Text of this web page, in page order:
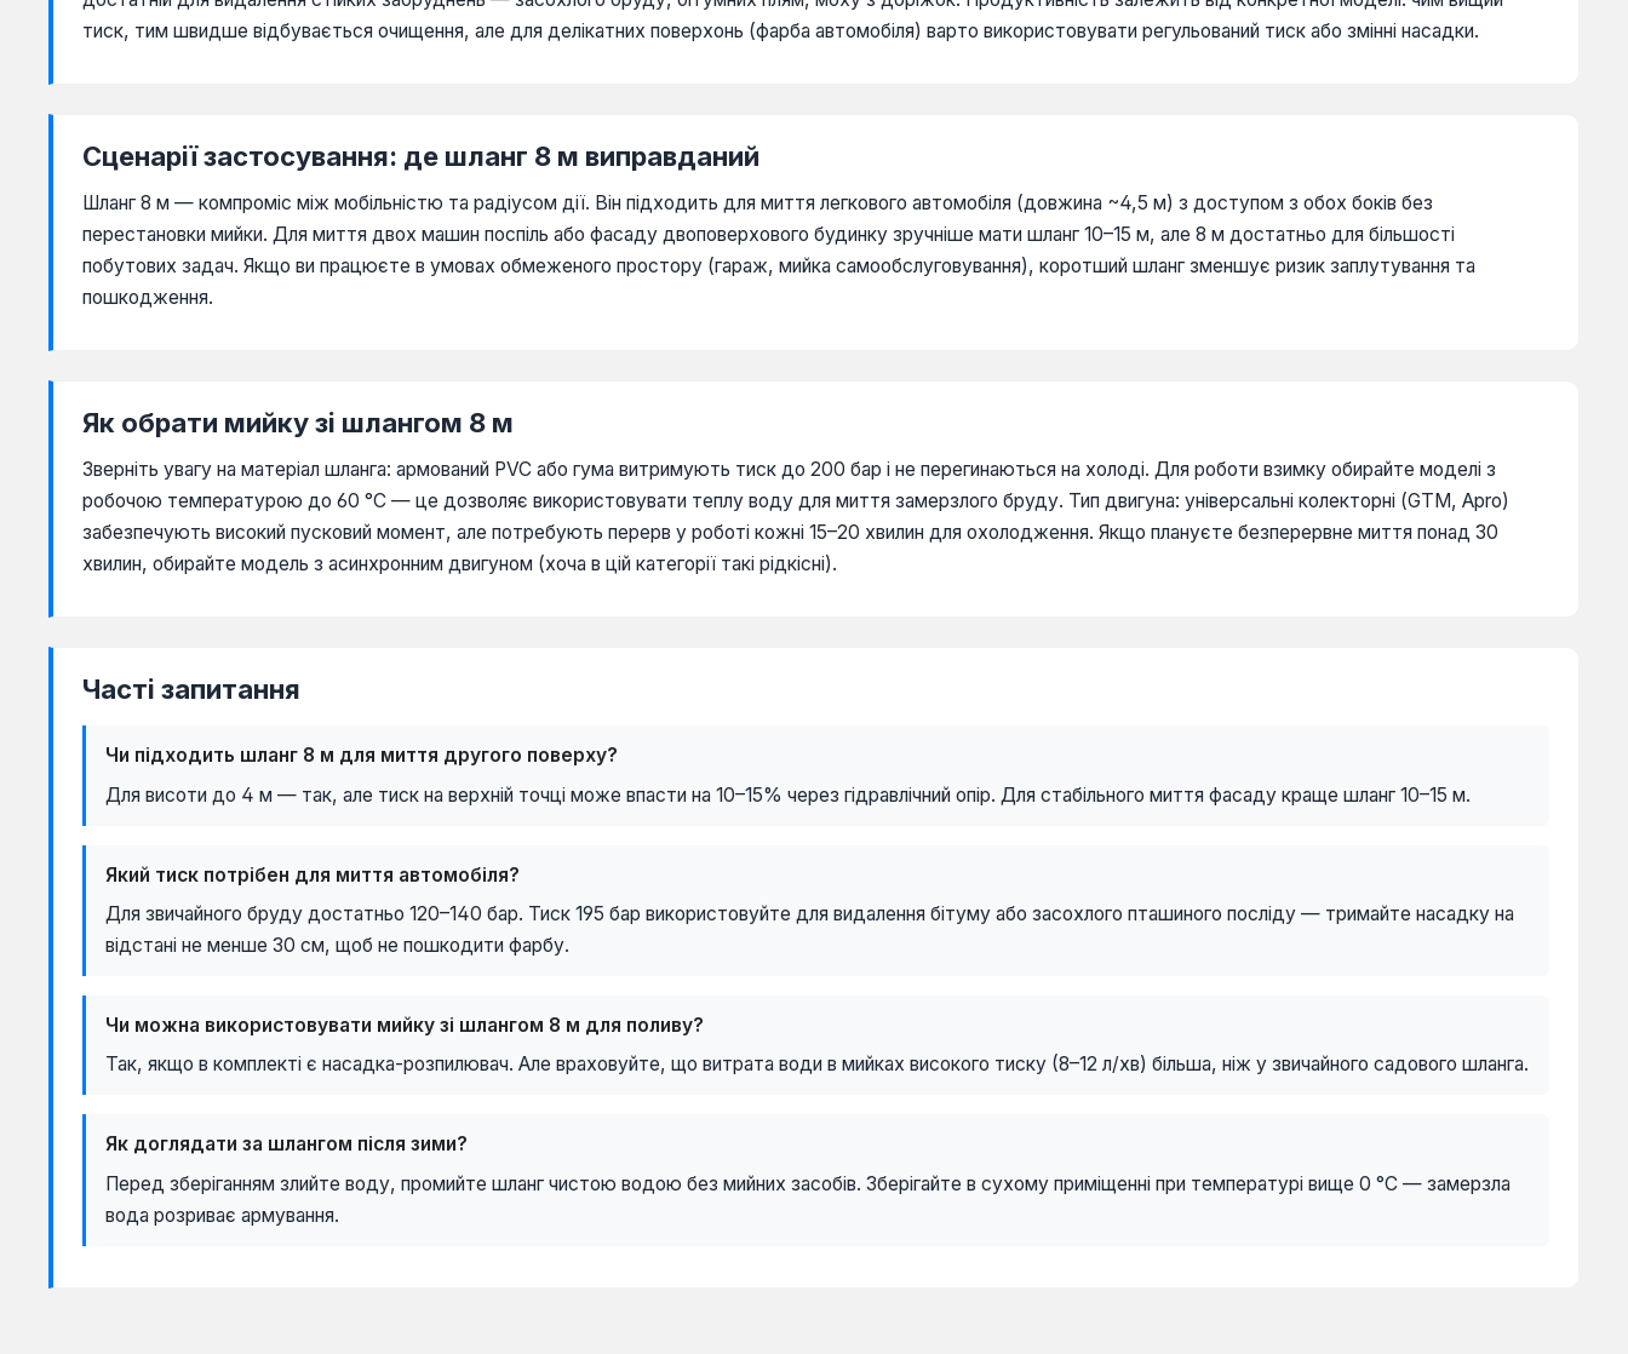
тиск, тим швидше відбувається очищення, але для делікатних поверхонь (фарба автомобіля) варто використовувати регульований тиск або змінні насадки.
Сценарії застосування: де шланг 8 м виправданий
Шланг 8 м — компроміс між мобільністю та радіусом дії. Він підходить для миття легкового автомобіля (довжина ~4,5 м) з доступом з обох боків без
перестановки мийки. Для миття двох машин поспіль або фасаду двоповерхового будинку зручніше мати шланг 10–15 м, але 8 м достатньо для більшості
побутових задач. Якщо ви працюєте в умовах обмеженого простору (гараж, мийка самообслуговування), коротший шланг зменшує ризик заплутування та
пошкодження.
Як обрати мийку зі шлангом 8 м
Зверніть увагу на матеріал шланга: армований PVC або гума витримують тиск до 200 бар і не перегинаються на холоді. Для роботи взимку обирайте моделі з
робочою температурою до 60 °C — це дозволяє використовувати теплу воду для миття замерзлого бруду. Тип двигуна: універсальні колекторні (GTM, Apro)
забезпечують високий пусковий момент, але потребують перерв у роботі кожні 15–20 хвилин для охолодження. Якщо плануєте безперервне миття понад 30
хвилин, обирайте модель з асинхронним двигуном (хоча в цій категорії такі рідкісні).
Часті запитання
Чи підходить шланг 8 м для миття другого поверху?
Для висоти до 4 м — так, але тиск на верхній точці може впасти на 10–15% через гідравлічний опір. Для стабільного миття фасаду краще шланг 10–15 м.
Який тиск потрібен для миття автомобіля?
Для звичайного бруду достатньо 120–140 бар. Тиск 195 бар використовуйте для видалення бітуму або засохлого пташиного посліду — тримайте насадку на
відстані не менше 30 см, щоб не пошкодити фарбу.
Чи можна використовувати мийку зі шлангом 8 м для поливу?
Так, якщо в комплекті є насадка-розпилювач. Але враховуйте, що витрата води в мийках високого тиску (8–12 л/хв) більша, ніж у звичайного садового шланга.
Як доглядати за шлангом після зими?
Перед зберіганням злийте воду, промийте шланг чистою водою без мийних засобів. Зберігайте в сухому приміщенні при температурі вище 0 °C — замерзла
вода розриває армування.